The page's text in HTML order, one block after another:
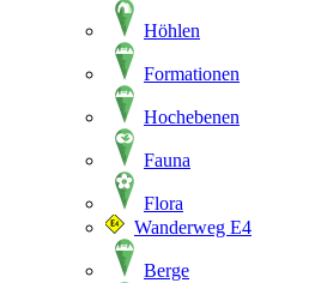
Höhlen
Formationen
Hochebenen
Fauna
Flora
Wanderweg E4
Berge